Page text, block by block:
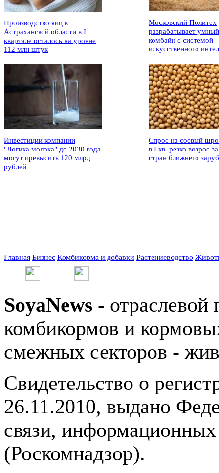
Производство яиц в
Астраханской области в I
квартале осталось на уровне
112 млн штук
Московский Политех
разрабатывает умный
комбайн с системой
искусственного
Инвестиции компании
"Логика молока" до 2030 года
могут превысить 120 млрд
рублей
Спрос на соевый
в I кв. резко возрос
стран ближнего
Главная Бизнес Комбикорма и добавки Растениеводство
SoyaNews - отраслевой
комбикормов и
смежных секторов -
Свидетельство о
26.11.2010, выдано
связи,
(Роскомнадзор).